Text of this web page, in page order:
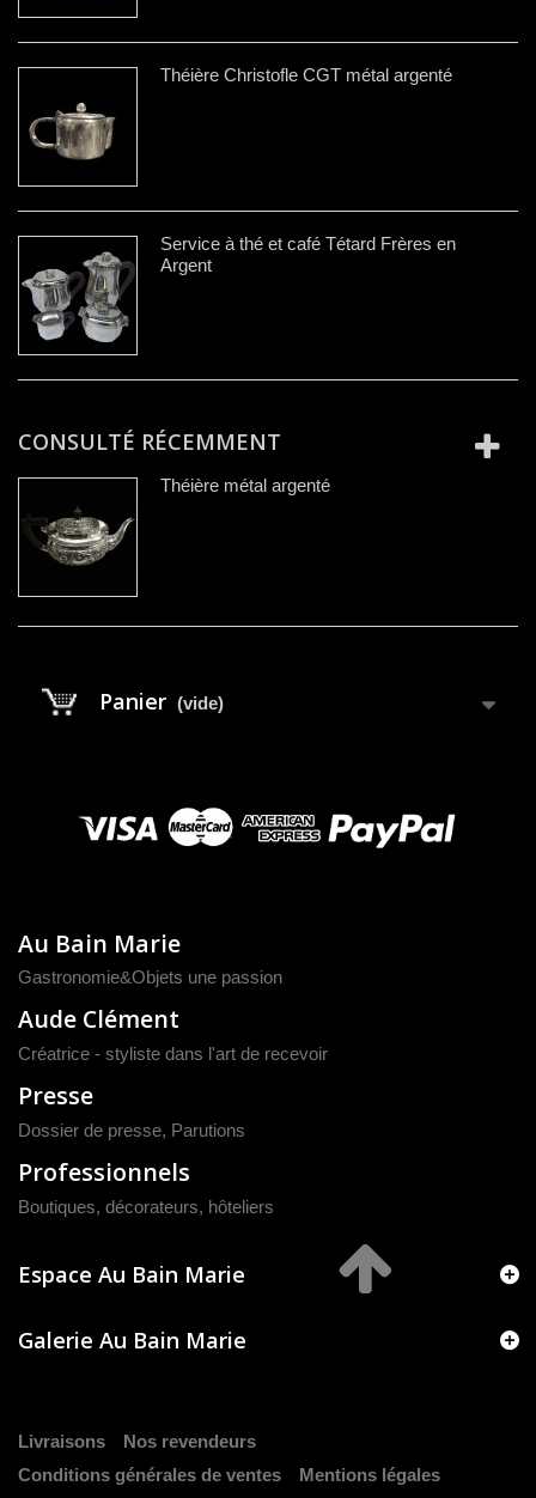
Théière Christofle CGT métal argenté
Service à thé et café Tétard Frères en
Argent
CONSULTÉ RÉCEMMENT
Théière métal argenté
Panier (vide)
Au Bain Marie
Gastronomie&Objets une passion
Aude Clément
Créatrice - styliste dans l'art de recevoir
Presse
Dossier de presse, Parutions
Professionnels
Boutiques, décorateurs, hôteliers
Espace Au Bain Marie
Galerie Au Bain Marie
Livraisons
Nos revendeurs
Conditions générales de ventes
Mentions légales